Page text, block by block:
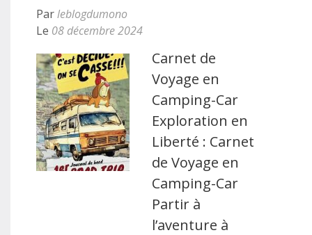
Parleblogdumono
Le 08 décembre 2024
Carnet de
Voyage en
Camping-Car
Exploration en
Liberté : Carnet
de Voyage en
Camping-Car
Partir à
l’aventure à